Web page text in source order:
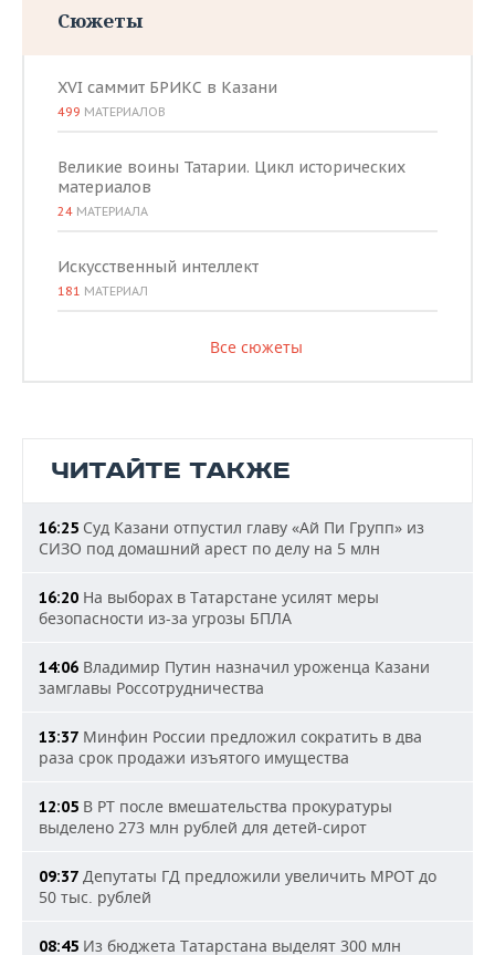
Сюжеты
XVI саммит БРИКС в Казани
499 МАТЕРИАЛОВ
Великие воины Татарии. Цикл исторических
материалов
24 МАТЕРИАЛА
Искусственный интеллект
181 МАТЕРИАЛ
Все сюжеты
ЧИТАЙТЕ ТАКЖЕ
16:25 Суд Казани отпустил главу «Ай Пи Групп» из
СИЗО под домашний арест по делу на 5 млн
16:20 На выборах в Татарстане усилят меры
безопасности из-за угрозы БПЛА
14:06 Владимир Путин назначил уроженца Казани
замглавы Россотрудничества
13:37 Минфин России предложил сократить в два
раза срок продажи изъятого имущества
12:05 В РТ после вмешательства прокуратуры
выделено 273 млн рублей для детей-сирот
09:37 Депутаты ГД предложили увеличить МРОТ до
50 тыс. рублей
08:45 Из бюджета Татарстана выделят 300 млн